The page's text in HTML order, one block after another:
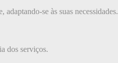
se às suas necessidades.
dos serviços.